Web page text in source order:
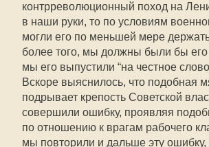
контрреволюционный поход на
в наши руки, то по условиям
могли его по меньшей мере
более того, мы должны были бы его
мы его выпустили “на честное
Вскоре выяснилось, что подобная
подрывает крепость Советской
совершили ошибку, проявляя
по отношению к врагам рабочего
мы повторили и дальше эту